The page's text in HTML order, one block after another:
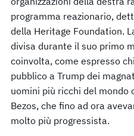
programma reazionario,
della Heritage Foundation.
divisa durante il suo primo
coinvolta, come espresso
pubblico a Trump dei
uomini più ricchi del mondo
Bezos, che fino ad ora
molto più progressista.